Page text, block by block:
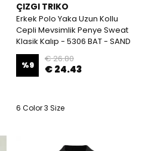
ÇIZGI TRIKO
Erkek Polo Yaka Uzun Kollu
Cepli Mevsimlik Penye Sweat
Klasik Kalıp - 5306 BAT - SAND
%9
€ 26.80
€ 24.43
6 Color 3 Size